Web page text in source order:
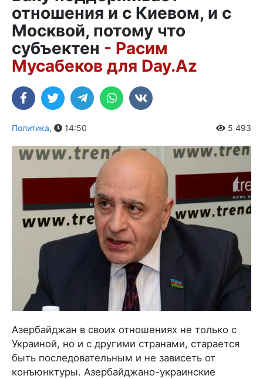
отношения и с Киевом, и с
Москвой, потому что
субъектен - Расим
Мусабеков для Day.Az
Политика, 14:50 5 493
Азербайджан в своих отношениях не только с
Украиной, но и с другими странами, старается
быть последовательным и не зависеть от
конъюнктуры. Азербайджано-украинские